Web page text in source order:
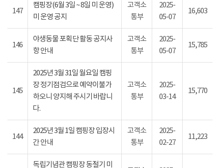
147
캠핑장(6월 3일 ~ 8일 미 운영)
미 운영 공지
고객소
통부
2025-
05-07
16,603
146
야생동물 포획단 활동 공지사
항 안내
고객소
통부
2025-
05-07
15,785
145
2025년 3월 31일 월요일 캠핑
장 정기점검으로 예약이불가
하오니 양지해 주시기 바랍니
다.
고객소
통부
2025-
03-14
15,770
144
2025년 3월 1일 캠핑장 입장시
간 안내
고객소
통부
2025-
02-27
11,223
독립기념관 캠핑장 동절기 미